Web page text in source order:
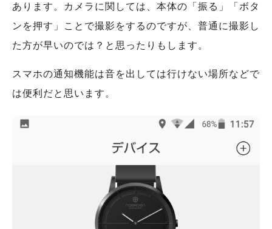
あります。カメラに関しては、本体の「振る」「ボタ
ンを押す」ことで撮影をするのですが、普通に撮影し
た方が早いのでは？と思ったりもします。
スマホの通知機能は音を出しては行けない場所などで
は便利だと思います。